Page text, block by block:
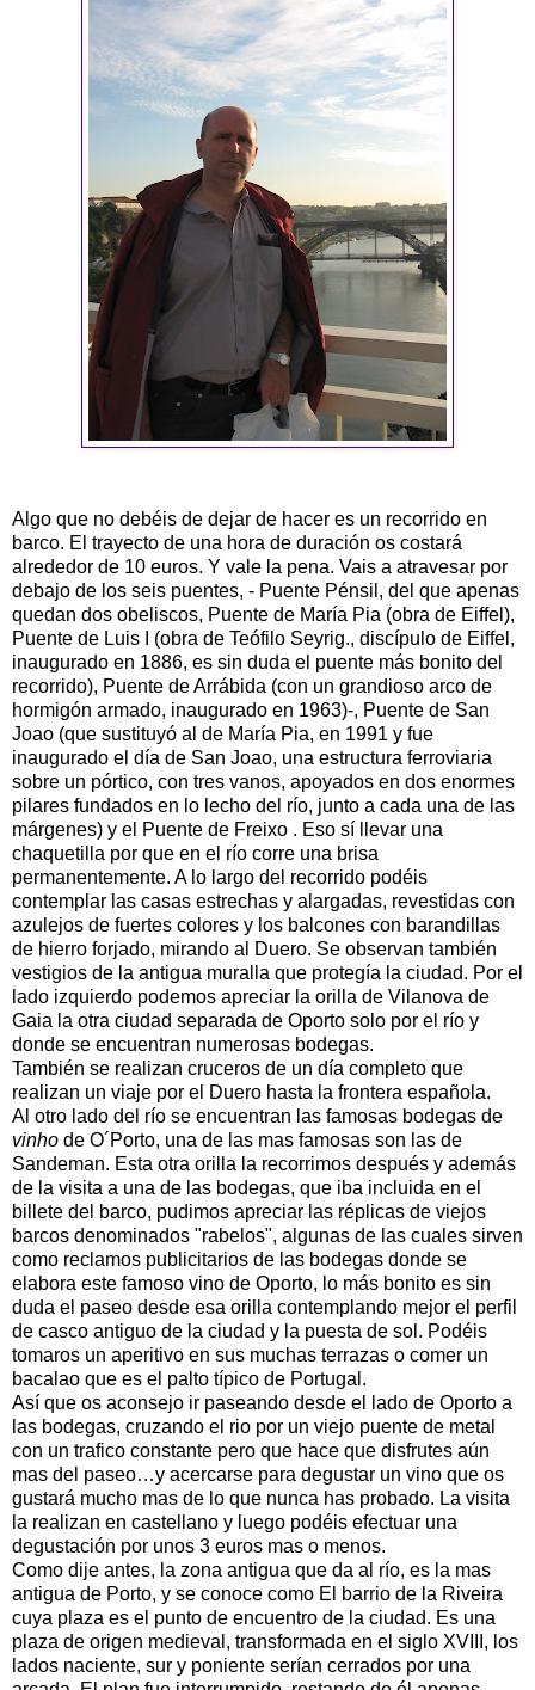
Algo que no debéis de dejar de hacer es un recorrido en
barco. El trayecto de una hora de duración os costará
alrededor de 10 euros. Y vale la pena. Vais a atravesar por
debajo de los seis puentes, - Puente Pénsil, del que apenas
quedan dos obeliscos, Puente de María Pia (obra de Eiffel),
Puente de Luis I (obra de Teófilo Seyrig., discípulo de Eiffel,
inaugurado en 1886, es sin duda el puente más bonito del
recorrido), Puente de Arrábida (con un grandioso arco de
hormigón armado, inaugurado en 1963)-, Puente de San
Joao (que sustituyó al de María Pia, en 1991 y fue
inaugurado el día de San Joao, una estructura ferroviaria
sobre un pórtico, con tres vanos, apoyados en dos enormes
pilares fundados en lo lecho del río, junto a cada una de las
márgenes) y el Puente de Freixo . Eso sí llevar una
chaquetilla por que en el río corre una brisa
permanentemente. A lo largo del recorrido podéis
contemplar las casas estrechas y alargadas, revestidas con
azulejos de fuertes colores y los balcones con barandillas
de hierro forjado, mirando al Duero. Se observan también
vestigios de la antigua muralla que protegía la ciudad. Por el
lado izquierdo podemos apreciar la orilla de Vilanova de
Gaia la otra ciudad separada de Oporto solo por el río y
donde se encuentran numerosas bodegas.
También se realizan cruceros de un día completo que
realizan un viaje por el Duero hasta la frontera española.
Al otro lado del río se encuentran las famosas bodegas de
vinho de O´Porto, una de las mas famosas son las de
Sandeman. Esta otra orilla la recorrimos después y además
de la visita a una de las bodegas, que iba incluida en el
billete del barco, pudimos apreciar las réplicas de viejos
barcos denominados "rabelos", algunas de las cuales sirven
como reclamos publicitarios de las bodegas donde se
elabora este famoso vino de Oporto, lo más bonito es sin
duda el paseo desde esa orilla contemplando mejor el perfil
de casco antiguo de la ciudad y la puesta de sol. Podéis
tomaros un aperitivo en sus muchas terrazas o comer un
bacalao que es el palto típico de Portugal.
Así que os aconsejo ir paseando desde el lado de Oporto a
las bodegas, cruzando el rio por un viejo puente de metal
con un trafico constante pero que hace que disfrutes aún
mas del paseo…y acercarse para degustar un vino que os
gustará mucho mas de lo que nunca has probado. La visita
la realizan en castellano y luego podéis efectuar una
degustación por unos 3 euros mas o menos.
Como dije antes, la zona antigua que da al río, es la mas
antigua de Porto, y se conoce como El barrio de la Riveira
cuya plaza es el punto de encuentro de la ciudad. Es una
plaza de origen medieval, transformada en el siglo XVIII, los
lados naciente, sur y poniente serían cerrados por una